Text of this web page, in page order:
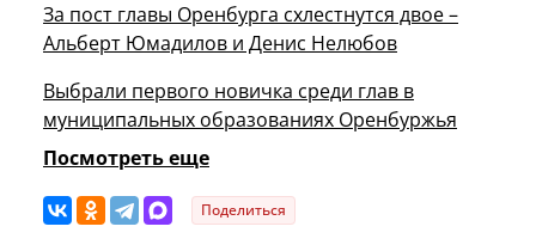
За пост главы Оренбурга схлестнутся двое –
Альберт Юмадилов и Денис Нелюбов
Выбрали первого новичка среди глав в
муниципальных образованиях Оренбуржья
Посмотреть еще
Поделиться